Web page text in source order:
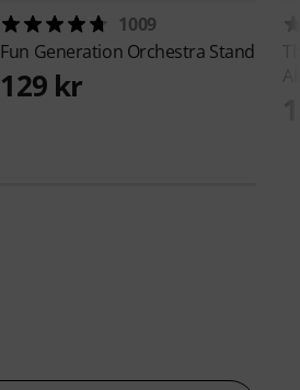
1009
Fun Generation Orchestra Stand
129 kr